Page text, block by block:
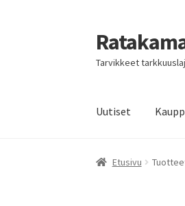
Siirry
navigointiin
Siirry
sisältöön
Tarvikkeet
Uutiset
Etusivu GDPR
Etusivu